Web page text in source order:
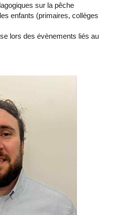
sur la pêche
enfants (primaires, collèges
lors des évènements liés au